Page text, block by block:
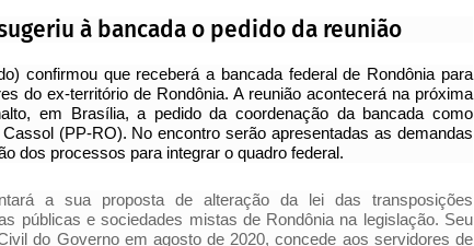
à bancada o pedido da reunião
confirmou que receberá a bancada federal de Rondônia para
do ex-território de Rondônia. A reunião acontecerá na próxima
em Brasília, a pedido da coordenação da bancada como
(PP-RO). No encontro serão apresentadas as demandas
dos processos para integrar o quadro federal.
a sua proposta de alteração da lei das transposições
públicas e sociedades mistas de Rondônia na legislação. Seu
do Governo em agosto de 2020, concede aos servidores de